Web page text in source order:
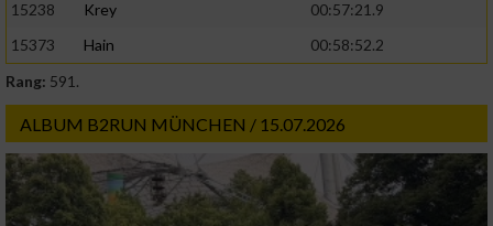
15238
Krey
00:57:21.9
15373
Hain
00:58:52.2
Rang: 591.
ALBUM B2RUN MÜNCHEN / 15.07.2026